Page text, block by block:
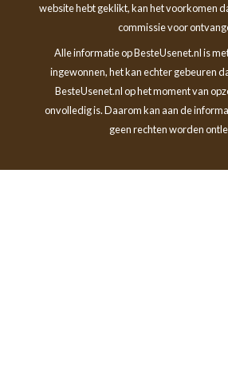
website hebt geklikt, kan het voorkomen
commissie voor
Alle informatie op BesteUsenet.nl is
ingewonnen, het kan echter gebeuren
BesteUsenet.nl op het moment van
onvolledig is. Daarom kan aan de
geen rechten worden